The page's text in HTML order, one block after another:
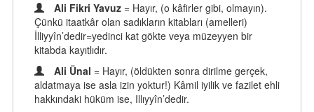
Ali Fikri Yavuz = Hayır, (o kâfirler gibi, olmayın).
Çünkü itaatkâr olan sadıkların kitabları (amelleri)
İlliyyîn’dedir=yedinci kat gökte veya müzeyyen bir
kitabda kayıtlıdır.
Ali Ünal = Hayır, (öldükten sonra dirilme gerçek,
aldatmaya ise asla izin yoktur!) Kâmil iyilik ve fazilet ehli
hakkındaki hüküm ise, Illıyyîn’dedir.